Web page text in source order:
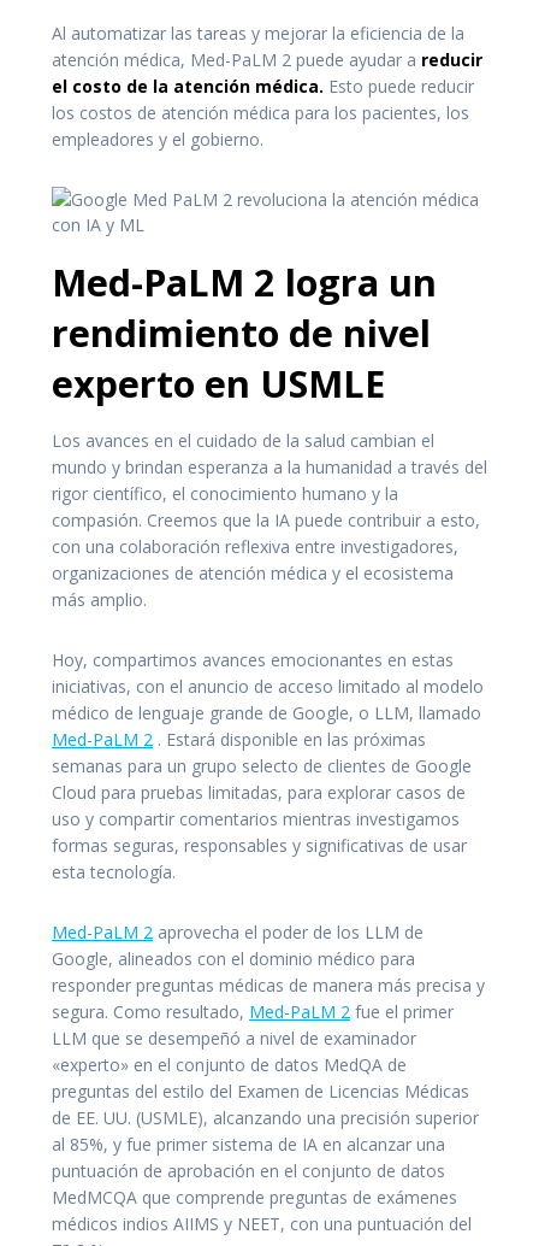
Al automatizar las tareas y mejorar la eficiencia de la
atención médica, Med-PaLM 2 puede ayudar a reducir
el costo de la atención médica. Esto puede reducir
los costos de atención médica para los pacientes, los
empleadores y el gobierno.
Med-PaLM 2 logra un
rendimiento de nivel
experto en USMLE
Los avances en el cuidado de la salud cambian el
mundo y brindan esperanza a la humanidad a través del
rigor científico, el conocimiento humano y la
compasión. Creemos que la IA puede contribuir a esto,
con una colaboración reflexiva entre investigadores,
organizaciones de atención médica y el ecosistema
más amplio.
Hoy, compartimos avances emocionantes en estas
iniciativas, con el anuncio de acceso limitado al modelo
médico de lenguaje grande de Google, o LLM, llamado
Med-PaLM 2 . Estará disponible en las próximas
semanas para un grupo selecto de clientes de Google
Cloud para pruebas limitadas, para explorar casos de
uso y compartir comentarios mientras investigamos
formas seguras, responsables y significativas de usar
esta tecnología.
Med-PaLM 2 aprovecha el poder de los LLM de
Google, alineados con el dominio médico para
responder preguntas médicas de manera más precisa y
segura. Como resultado, Med-PaLM 2 fue el primer
LLM que se desempeñó a nivel de examinador
«experto» en el conjunto de datos MedQA de
preguntas del estilo del Examen de Licencias Médicas
de EE. UU. (USMLE), alcanzando una precisión superior
al 85%, y fue primer sistema de IA en alcanzar una
puntuación de aprobación en el conjunto de datos
MedMCQA que comprende preguntas de exámenes
médicos indios AIIMS y NEET, con una puntuación del